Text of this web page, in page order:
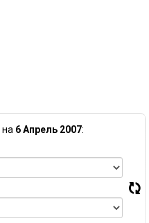
на 6 Апрель 2007: